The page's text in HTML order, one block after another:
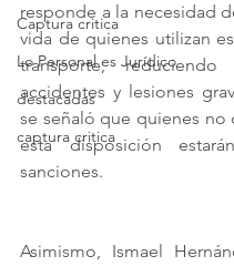
Captura critica
Lo Personal es Jurídico
destacadas
captura critica
responde a la necesidad
vida de quienes utilizan
transporte,
accidentes y lesiones
se señaló que quienes no
esta disposición
sanciones.
Asimismo, Ismael